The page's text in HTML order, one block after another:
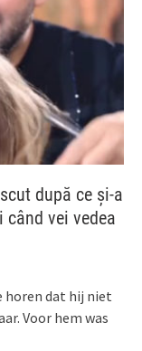
după ce și-a
vei vedea
horen dat hij niet
Voor hem was